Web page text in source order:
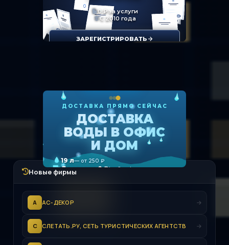
Новые фирмы
А АС-ДЕКОР
С СЛЕТАТЬ.РУ, СЕТЬ ТУРИСТИЧЕСКИХ АГЕНТСТВ